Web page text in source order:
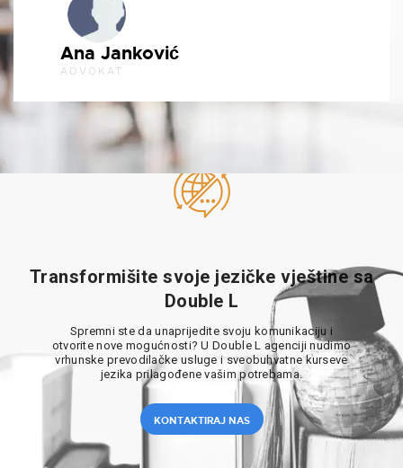
Ana Janković
ADVOKAT
Transformišite svoje jezičke vještine sa
Double L
Spremni ste da unaprijedite svoju komunikaciju i
otvorite nove mogućnosti? U Double L agenciji nudimo
vrhunske prevodilačke usluge i sveobuhvatne kurseve
jezika prilagođene vašim potrebama.
KONTAKTIRAJ NAS